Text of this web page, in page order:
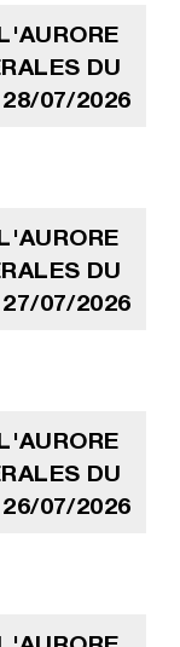
DU
28/07/2026
DU
27/07/2026
DU
26/07/2026